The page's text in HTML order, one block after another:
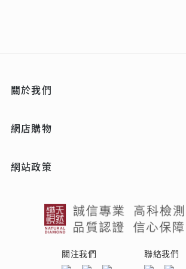
關於我們
網店購物
網站政策
關注我們 聯絡我們